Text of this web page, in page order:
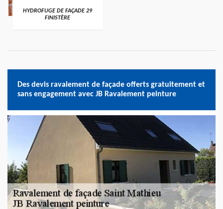
HYDROFUGE DE FAÇADE 29
FINISTÈRE
Des devis ravalement de façade offerts gratuitement et
sans engagement avec JB Ravalement peinture